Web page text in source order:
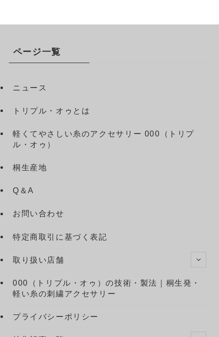
ページ一覧
ニュース
トリプル・オゥとは
軽くてやさしい糸のアクセサリー 000（トリプ
ル・オゥ）
桐生産地
Q＆A
お問い合わせ
特定商取引に基づく表記
取り扱い店舗
000（トリプル・オゥ）の技術・製法｜桐生発・
軽い糸の刺繍アクセサリー
プライバシーポリシー